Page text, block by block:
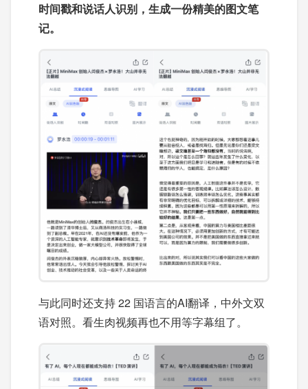
时间戳和说话人识别，生成一份精美的图文笔
记。
与此同时还支持 22 国语言的AI翻译，中外文双
语对照。看生肉视频再也不用等字幕组了。